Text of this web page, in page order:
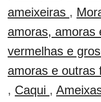
ameixeiras ,
amoras, amoras
vermelhas e
amoras e outras
, Caqui ,